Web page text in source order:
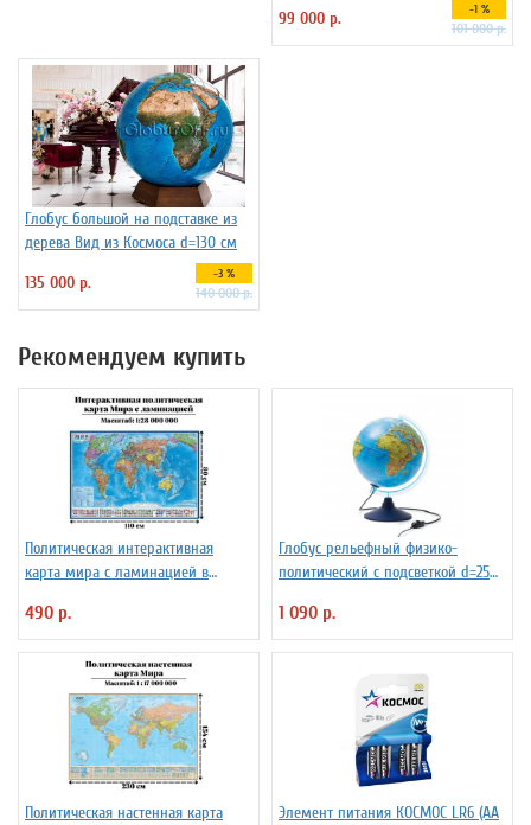
99 000 р.
-1 %
101 000 р.
Глобус большой на подставке из
дерева Вид из Космоса d=130 см
135 000 р.
-3 %
140 000 р.
Рекомендуем купить
Политическая интерактивная
карта мира с ламинацией в
490 р.
Глобус рельефный физико-
политический с подсветкой d=25
1 090 р.
Политическая настенная карта
Элемент питания КОСМОС LR6 (АА